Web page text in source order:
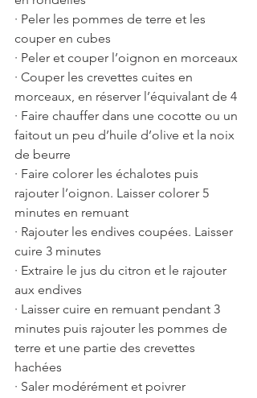
· Peler les pommes de terre et les
couper en cubes
· Peler et couper l’oignon en morceaux
· Couper les crevettes cuites en
morceaux, en réserver l’équivalant de 4
· Faire chauffer dans une cocotte ou un
faitout un peu d’huile d’olive et la noix
de beurre
· Faire colorer les échalotes puis
rajouter l’oignon. Laisser colorer 5
minutes en remuant
· Rajouter les endives coupées. Laisser
cuire 3 minutes
· Extraire le jus du citron et le rajouter
aux endives
· Laisser cuire en remuant pendant 3
minutes puis rajouter les pommes de
terre et une partie des crevettes
hachées
· Saler modérément et poivrer